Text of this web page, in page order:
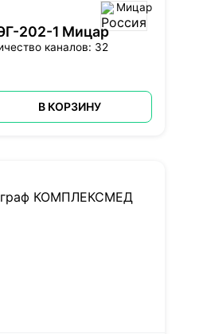
Мицар
202-1 Мицар
каналов: 32
В КОРЗИНУ